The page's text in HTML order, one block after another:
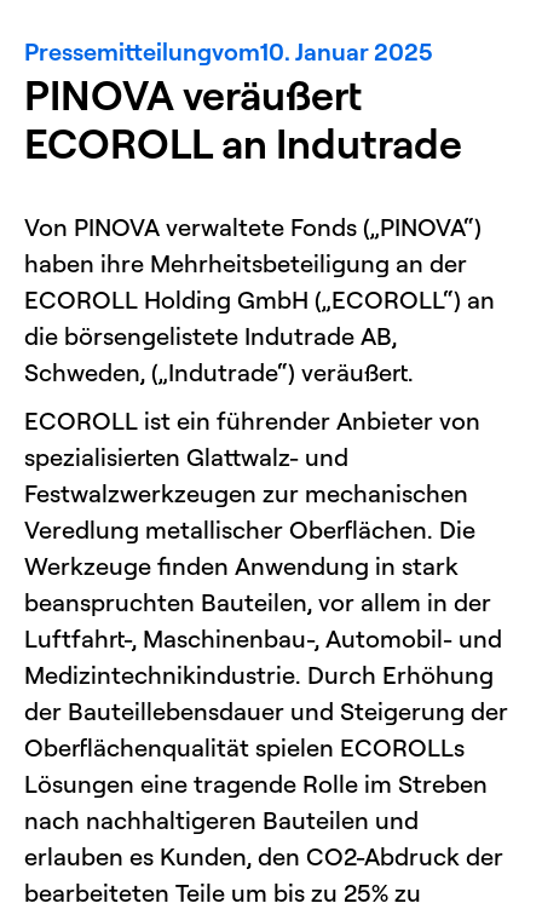
Pressemitteilungvom10. Januar 2025
PINOVA veräußert
ECOROLL an Indutrade
Von PINOVA verwaltete Fonds („PINOVA“)
haben ihre Mehrheitsbeteiligung an der
ECOROLL Holding GmbH („ECOROLL“) an
die börsengelistete Indutrade AB,
Schweden, („Indutrade“) veräußert.
ECOROLL ist ein führender Anbieter von
spezialisierten Glattwalz- und
Festwalzwerkzeugen zur mechanischen
Veredlung metallischer Oberflächen. Die
Werkzeuge finden Anwendung in stark
beanspruchten Bauteilen, vor allem in der
Luftfahrt-, Maschinenbau-, Automobil- und
Medizintechnikindustrie. Durch Erhöhung
der Bauteillebensdauer und Steigerung der
Oberflächenqualität spielen ECOROLLs
Lösungen eine tragende Rolle im Streben
nach nachhaltigeren Bauteilen und
erlauben es Kunden, den CO2-Abdruck der
bearbeiteten Teile um bis zu 25% zu